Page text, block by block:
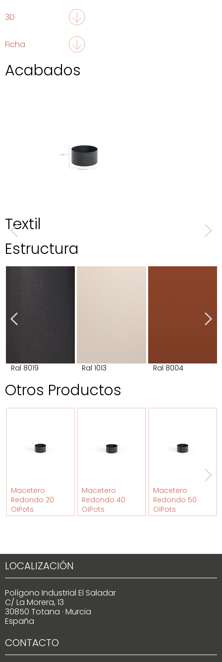
3D
Ficha
Acabados
Textil
Estructura
Ral 8019 Ral 1013 Ral 8004
Otros Productos
Macetero
Redondo 20
OiPots
Macetero
Redondo 40
OiPots
Macetero
Redondo 50
OiPots
LOCALIZACIÓN
Polígono Industrial El Saladar
C/ La Morera, 13
30850 Totana · Murcia
España
CONTACTO